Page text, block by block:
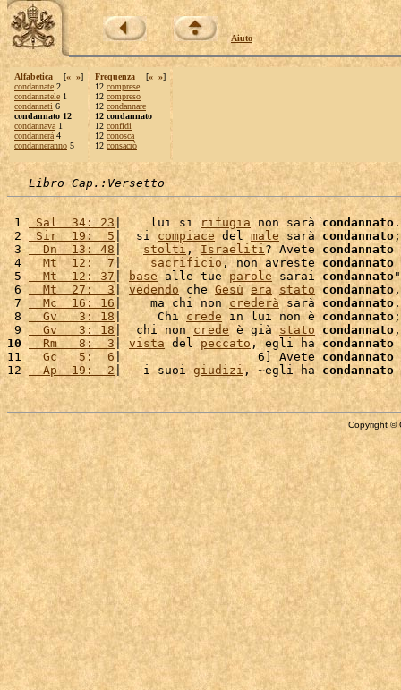
Aiuto
Alfabetica [« »]
condannate 2
condannatele 1
condannati 6
condannato 12
condannava 1
condannerà 4
condanneranno 5
Frequenza [« »]
12 comprese
12 compreso
12 condannare
12 condannato
12 confidi
12 conosca
12 consacrò
Libro Cap.:Versetto
1 Sal  34: 23 |    lui si rifugia non sarà condannato
2 Sir  19:  5 |  si compiace del male sarà condannato
3
  Dn  13: 48
| stolti , Israeliti? Avete condannato
4
  Mt  12:  7
| sacrificio, non avreste condannato
5
  Mt  12: 37
| base alle tue parole sarai condannato
6
  Mt  27:  3
| vedendo che Gesù era stato condannato
7
  Mc  16: 16
|    ma chi non crederà sarà condannato
8
  Gv   3: 18
|     Chi crede in lui non è condannato
9
  Gv   3: 18
|  chi non crede è già stato condannato
10
  Rm   8:  3
| vista del peccato , egli ha condannato
11
  Gc   5:  6
|                   6] Avete condannato
12
  Ap  19:  2
|   i suoi giudizi, ~egli ha condannato
Copyright ©